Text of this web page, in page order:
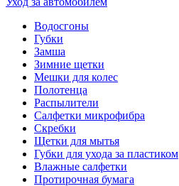
Водосгоны
Губки
Замша
Зимние щетки
Мешки для колес
Полотенца
Распылители
Салфетки микрофибра
Скребки
Щетки для мытья
Губки для ухода за пластиком
Влажные салфетки
Протирочная бумага